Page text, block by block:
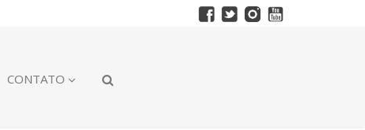
CONTATO